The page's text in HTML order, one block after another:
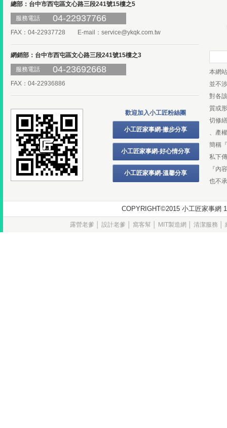
總部：台中市西屯區文心路三段241號15樓之5
服務電話
04-22937766
FAX：04-22937728 E-mail： service@ykqk.com.tw
網銷部：台中市西屯區文心路三段241號15樓之3
服務電話
04-23692668
FAX：04-22936886
歡迎加入小工匠粉絲團
小工匠家事網-撇步分享
小工匠家事網-好心情分享
小工匠家事網-溫馨分享
本網
並不
對各
質或
切修
、產
簡稱
私下
『內
也不
COPYRIGHT©2015 小工匠家事
露營老爹 設計老爹 窩客幫 MIT製造網 清潔服務